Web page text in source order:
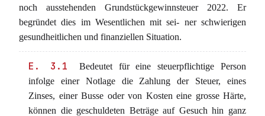
noch ausstehenden Grundstückgewinnsteuer 2022. Er
begründet dies im Wesentlichen mit sei- ner schwierigen
gesundheitlichen und finanziellen Situation.
E. 3.1
Bedeutet für eine steuerpflichtige Person
infolge einer Notlage die Zahlung der Steuer, eines
Zinses, einer Busse oder von Kosten eine grosse Härte,
können die geschuldeten Beträge auf Gesuch hin ganz